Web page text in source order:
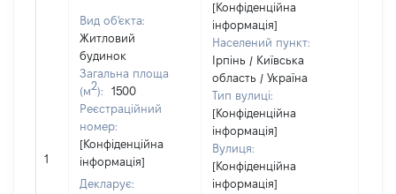
1
Вид об'єкта:
Житловий
будинок
Загальна площа
(м2):
1500
Реєстраційний
номер:
[Конфіденційна
інформація]
Декларує:
[Конфіденційна
інформація]
Населений пункт:
Ірпінь / Київська
область / Україна
Тип вулиці:
[Конфіденційна
інформація]
Вулиця:
[Конфіденційна
інформація]